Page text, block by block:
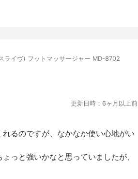
ライヴ) フットマッサージャー MD-8702
更新日時：6ヶ月以上前
るのですが、なかなか使い心地がい
っと強いかなと思っていましたが、